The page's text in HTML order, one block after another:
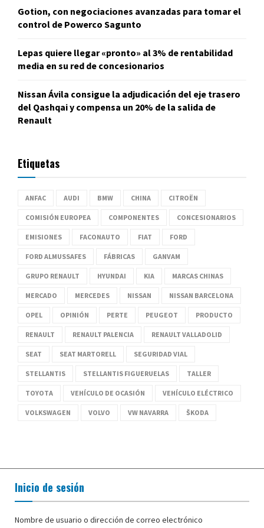
Gotion, con negociaciones avanzadas para tomar el
control de Powerco Sagunto
Lepas quiere llegar «pronto» al 3% de rentabilidad
media en su red de concesionarios
Nissan Ávila consigue la adjudicación del eje trasero
del Qashqai y compensa un 20% de la salida de
Renault
Etiquetas
ANFAC AUDI BMW CHINA CITROËN
COMISIÓN EUROPEA COMPONENTES CONCESIONARIOS
EMISIONES FACONAUTO FIAT FORD
FORD ALMUSSAFES FÁBRICAS GANVAM
GRUPO RENAULT HYUNDAI KIA MARCAS CHINAS
MERCADO MERCEDES NISSAN NISSAN BARCELONA
OPEL OPINIÓN PERTE PEUGEOT PRODUCTO
RENAULT RENAULT PALENCIA RENAULT VALLADOLID
SEAT SEAT MARTORELL SEGURIDAD VIAL
STELLANTIS STELLANTIS FIGUERUELAS TALLER
TOYOTA VEHÍCULO DE OCASIÓN VEHÍCULO ELÉCTRICO
VOLKSWAGEN VOLVO VW NAVARRA ŠKODA
Inicio de sesión
Nombre de usuario o dirección de correo electrónico